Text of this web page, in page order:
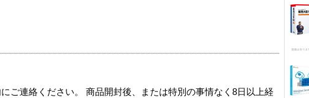
ご連絡ください。 商品開封後、または特別の事情なく8日以上経